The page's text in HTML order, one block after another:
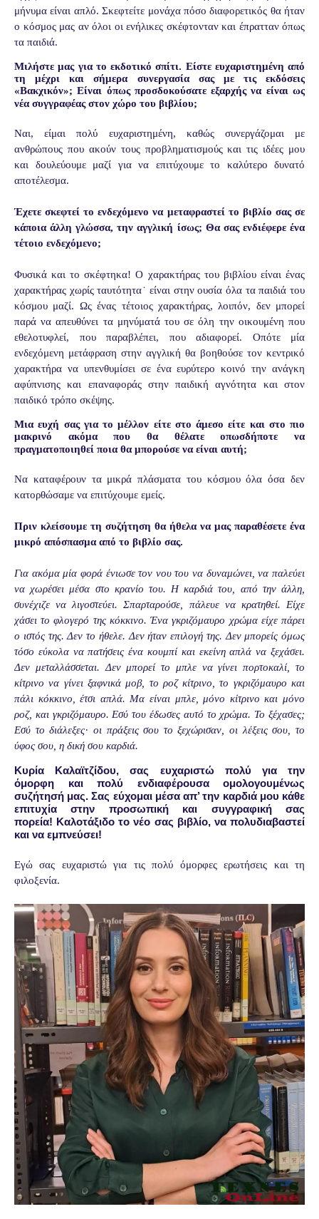
μήνυμα είναι απλό. Σκεφτείτε μονάχα πόσο διαφορετικός θα ήταν
ο κόσμος μας αν όλοι οι ενήλικες σκέφτονταν και έπρατταν όπως
τα παιδιά.
Μιλήστε μας για το εκδοτικό σπίτι. Είστε ευχαριστημένη από
τη μέχρι και σήμερα συνεργασία σας με τις εκδόσεις
«Βακχικόν»; Είναι όπως προσδοκούσατε εξαρχής να είναι ως
νέα συγγραφέας στον χώρο του βιβλίου;
Ναι, είμαι πολύ ευχαριστημένη, καθώς συνεργάζομαι με
ανθρώπους που ακούν τους προβληματισμούς και τις ιδέες μου
και δουλεύουμε μαζί για να επιτύχουμε το καλύτερο δυνατό
αποτέλεσμα.
Έχετε σκεφτεί το ενδεχόμενο να μεταφραστεί το βιβλίο σας σε
κάποια άλλη γλώσσα, την αγγλική ίσως; Θα σας ενδιέφερε ένα
τέτοιο ενδεχόμενο;
Φυσικά και το σκέφτηκα! Ο χαρακτήρας του βιβλίου είναι ένας
χαρακτήρας χωρίς ταυτότητα˙ είναι στην ουσία όλα τα παιδιά του
κόσμου μαζί. Ως ένας τέτοιος χαρακτήρας, λοιπόν, δεν μπορεί
παρά να απευθύνει τα μηνύματά του σε όλη την οικουμένη που
εθελοτυφλεί, που παραβλέπει, που αδιαφορεί. Οπότε μία
ενδεχόμενη μετάφραση στην αγγλική θα βοηθούσε τον κεντρικό
χαρακτήρα να υπενθυμίσει σε ένα ευρύτερο κοινό την ανάγκη
αφύπνισης και επαναφοράς στην παιδική αγνότητα και στον
παιδικό τρόπο σκέψης.
Μια ευχή σας για το μέλλον είτε στο άμεσο είτε και στο πιο
μακρινό ακόμα που θα θέλατε οπωσδήποτε να
πραγματοποιηθεί ποια θα μπορούσε να είναι αυτή;
Να καταφέρουν τα μικρά πλάσματα του κόσμου όλα όσα δεν
κατορθώσαμε να επιτύχουμε εμείς.
Πριν κλείσουμε τη συζήτηση θα ήθελα να μας παραθέσετε ένα
μικρό απόσπασμα από το βιβλίο σας.
Για ακόμα μία φορά ένιωσε τον νου του να δυνα­μώνει, να παλεύει
να χωρέσει μέσα στο κρανίο του. Η καρ­διά του, από την άλλη,
συνέχιζε να λιγοστεύει. Σπαρταρούσε, πάλευε να κρατηθεί. Είχε
χάσει το φλογερό της κόκκινο. Ένα γκριζόμαυρο χρώμα είχε πάρει
ο ιστός της. Δεν το ήθελε. Δεν ήταν επιλογή της. Δεν μπορείς όμως
τόσο εύκολα να πατή­σεις ένα κουμπί και εκείνη απλά να ξεχάσει.
Δεν μεταλλάσσε­ται. Δεν μπορεί το μπλε να γίνει πορτοκαλί, το
κίτρινο να γίνει ξαφνικά μοβ, το ροζ κίτρινο, το γκριζόμαυρο και
πάλι κόκ­κινο, έτσι απλά. Μα είναι μπλε, μόνο κίτρινο και μόνο
ροζ, και γκριζόμαυρο. Εσύ του έδωσες αυτό το χρώμα. Το ξέχασες;
Εσύ το διάλεξες· οι πράξεις σου το ξεχώρισαν, οι λέξεις σου, το
ύφος σου, η δική σου καρδιά.
Κυρία Καλαϊτζίδου,σας ευχαριστώ πολύ για την
όμορφη και πολύ ενδιαφέρουσα ομολογουμένως
συζήτησή μας. Σας εύχομαι μέσα απ’ την καρδιά μου κάθε
επιτυχία στην προσωπική και συγγραφική σας
πορεία! Καλοτάξιδο το νέο σας βιβλίο, να πολυδιαβαστεί
και να εμπνεύσει!
Εγώ σας ευχαριστώ για τις πολύ όμορφες ερωτήσεις και τη
φιλοξενία.